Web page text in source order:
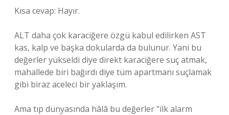
Kısa cevap: Hayır.
ALT daha çok karaciğere özgü kabul edilirken AST
kas, kalp ve başka dokularda da bulunur. Yani bu
değerler yükseldi diye direkt karaciğere suç atmak,
mahallede biri bağırdı diye tüm apartmanı suçlamak
gibi biraz aceleci bir yaklaşım.
Ama tıp dünyasında hâlâ bu değerler “ilk alarm